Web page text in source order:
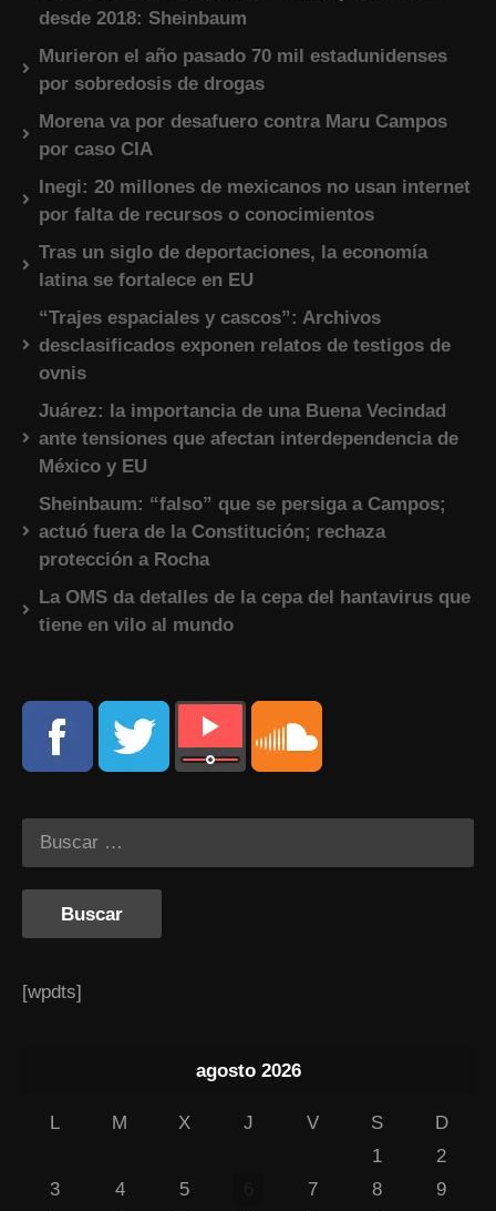
desde 2018: Sheinbaum
Murieron el año pasado 70 mil estadunidenses
por sobredosis de drogas
Morena va por desafuero contra Maru Campos
por caso CIA
Inegi: 20 millones de mexicanos no usan internet
por falta de recursos o conocimientos
Tras un siglo de deportaciones, la economía
latina se fortalece en EU
“Trajes espaciales y cascos”: Archivos
desclasificados exponen relatos de testigos de
ovnis
Juárez: la importancia de una Buena Vecindad
ante tensiones que afectan interdependencia de
México y EU
Sheinbaum: “falso” que se persiga a Campos;
actuó fuera de la Constitución; rechaza
protección a Rocha
La OMS da detalles de la cepa del hantavirus que
tiene en vilo al mundo
[wpdts]
agosto 2026
L M X J V S
D
1
2
3
4 5 7 8
9